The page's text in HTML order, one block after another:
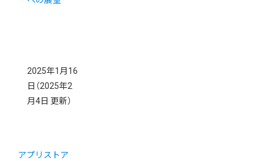
2025年1月16
日 （2025年2
月4日 更新）
アプリストア